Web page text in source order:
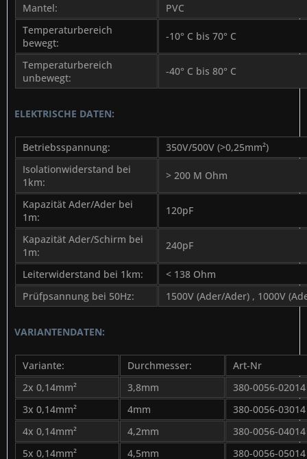
Mantel:
PVC
Temperaturbereich
bewegt:
-10° C bis 70° C
Temperaturbereich
unbewegt:
-40° C bis 80° C
ELEKTRISCHE DATEN:
Betriebsspannung:
350V/500V (>0,25mm²)
Isolationwiderstand bei
1km:
> 200 M Ohm
Kapazität Ader/Ader bei
1m:
120pF
Kapazität Ader/Schirm bei
1m:
240pF
Leiterwiderstand bei 1km:
< 138 Ohm
Prüfpsannung bei 50Hz:
1500V (Ader/Ader) , 1000V
VARIANTENDATEN:
Variante: Durchmesser:
Art-Nr
2x 0,14mm²
3,8mm
380-0056-02014
3x 0,14mm²
4mm
380-0056-03014
4x 0,14mm²
4,2mm
380-0056-04014
5x 0,14mm²
4,5mm 380-0056-05014